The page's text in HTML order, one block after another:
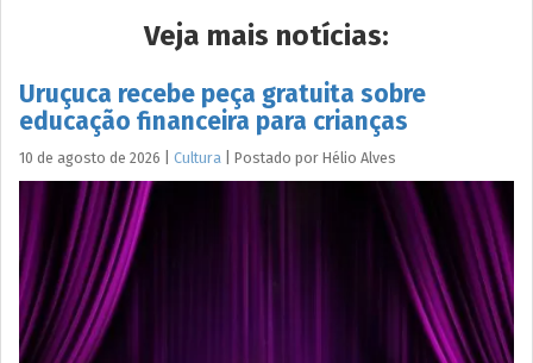
Veja mais notícias:
Uruçuca recebe peça gratuita sobre
educação financeira para crianças
10 de agosto de 2026 Cultura Postado por Hélio Alves